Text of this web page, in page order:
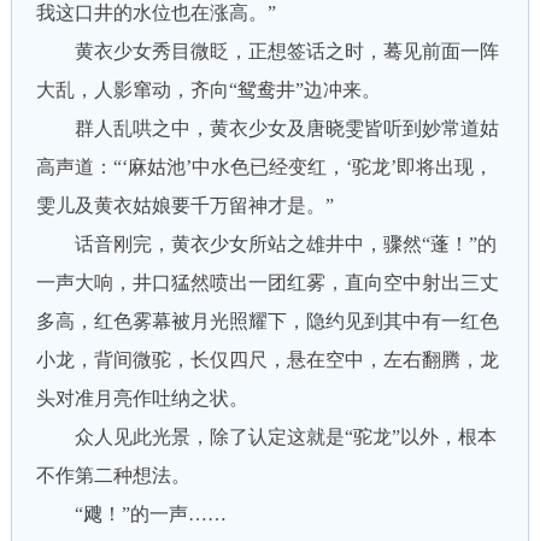
我这口井的水位也在涨高。”
黄衣少女秀目微眨，正想签话之时，蓦见前面一阵
大乱，人影窜动，齐向“鸳鸯井”边冲来。
群人乱哄之中，黄衣少女及唐晓雯皆听到妙常道姑
高声道：“‘麻姑池’中水色已经变红，‘驼龙’即将出现，
雯儿及黄衣姑娘要千万留神才是。”
话音刚完，黄衣少女所站之雄井中，骤然“蓬！”的
一声大响，井口猛然喷出一团红雾，直向空中射出三丈
多高，红色雾幕被月光照耀下，隐约见到其中有一红色
小龙，背间微驼，长仅四尺，悬在空中，左右翻腾，龙
头对准月亮作吐纳之状。
众人见此光景，除了认定这就是“驼龙”以外，根本
不作第二种想法。
“飕！”的一声……